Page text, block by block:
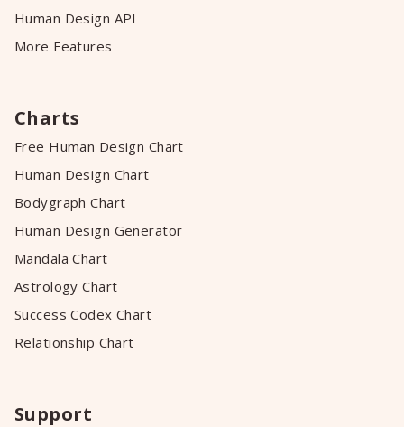
Human Design API
More Features
Charts
Free Human Design Chart
Human Design Chart
Bodygraph Chart
Human Design Generator
Mandala Chart
Astrology Chart
Success Codex Chart
Relationship Chart
Support